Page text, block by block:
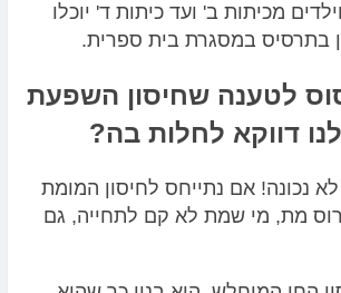
מכיתות ב' ועד כיתות ד' יוכלו
בתרסיס במסגרת בית ספרית.
לטענה שחיסון השפעת
דווקא לחלות בה?
נכונה! אם נתייחס לחיסון המומת
מת, מי שמת לא קם לתחייה, גם